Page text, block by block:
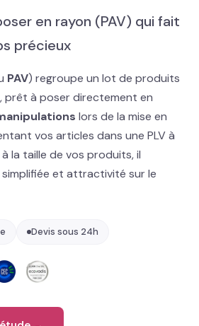
en rayon (PAV) qui fait
précieux
PAV) regroupe un lot de produits
prêt à poser directement en
lors de la mise en
vos articles dans une PLV à
la taille de vos produits, il
et attractivité sur le
Devis sous 24h